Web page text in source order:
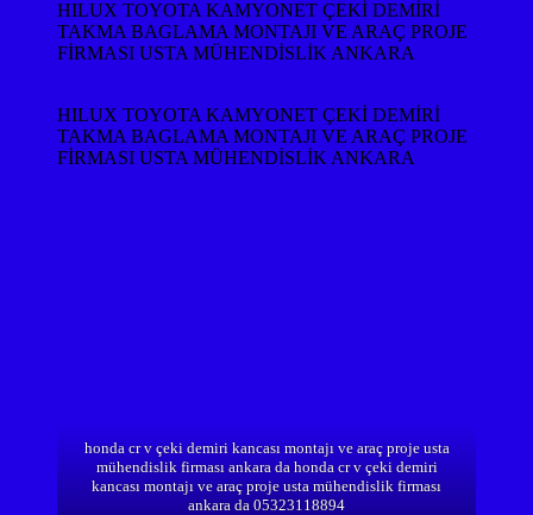
HILUX TOYOTA KAMYONET ÇEKİ DEMİRİ
TAKMA BAGLAMA MONTAJI VE ARAÇ PROJE
FİRMASI USTA MÜHENDİSLİK ANKARA
HILUX TOYOTA KAMYONET ÇEKİ DEMİRİ
TAKMA BAGLAMA MONTAJI VE ARAÇ PROJE
FİRMASI USTA MÜHENDİSLİK ANKARA
honda cr v çeki demiri kancası montajı ve araç proje usta
mühendislik firması ankara da honda cr v çeki demiri
kancası montajı ve araç proje usta mühendislik firması
ankara da 05323118894